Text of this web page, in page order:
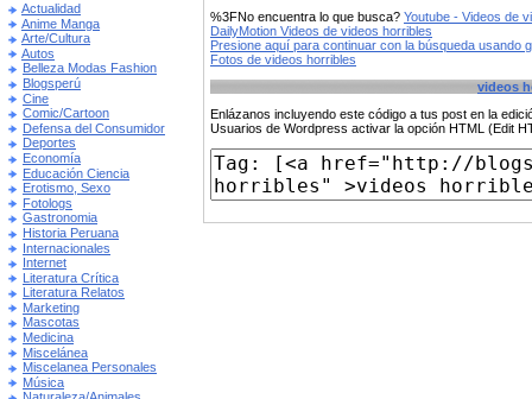
Actualidad
Anime Manga
Arte/Cultura
Autos
Belleza Modas Fashion
Blogsperú
Cine
Comic/Cartoon
Defensa del Consumidor
Deportes
Economía
Educación Ciencia
Erotismo, Sexo
Fotologs
Gastronomia
Historia Peruana
Internacionales
Internet
Literatura Crítica
Literatura Relatos
Marketing
Mascotas
Medicina
Miscelánea
Miscelanea Personales
Música
%3FNo encuentra lo que busca? Youtube - Videos de
DailyMotion Videos de videos horribles
Presione aquí para continuar con la búsqueda usando
Fotos de videos horribles
videos
Enlázanos incluyendo este código a tus post en la
Usuarios de Wordpress activar la opción HTML (Edit